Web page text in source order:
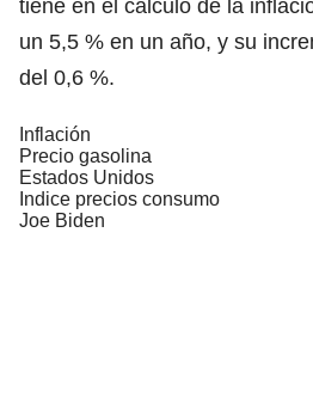
tiene en el cálculo de la
un 5,5 % en un año, y su
del 0,6 %.
Inflación
Precio gasolina
Estados Unidos
Indice precios consumo
Joe Biden